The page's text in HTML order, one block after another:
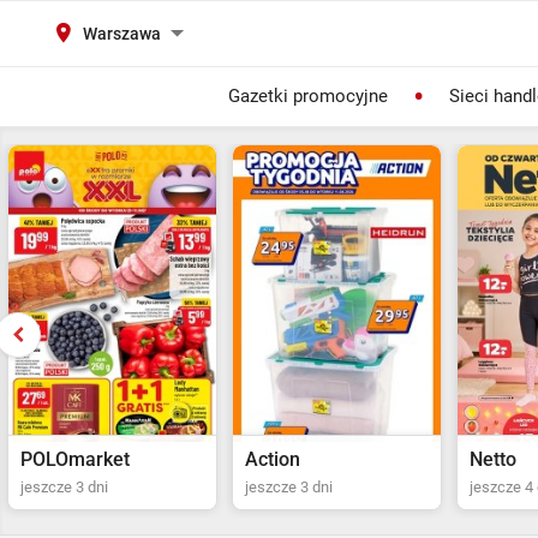
Warszawa
Gazetki promocyjne Sieci
Action
jeszcze 3 dni
Netto
jeszcze 4 dni Ostatni